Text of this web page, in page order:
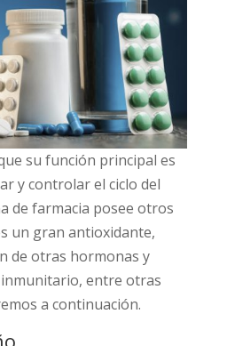
su función principal es
y controlar el ciclo del
de farmacia posee otros
un gran antioxidante,
de otras hormonas y
entre otras
a continuación.